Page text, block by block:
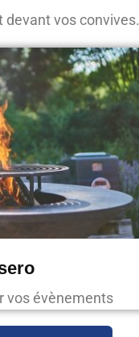
devant vos convives.
vos évènements